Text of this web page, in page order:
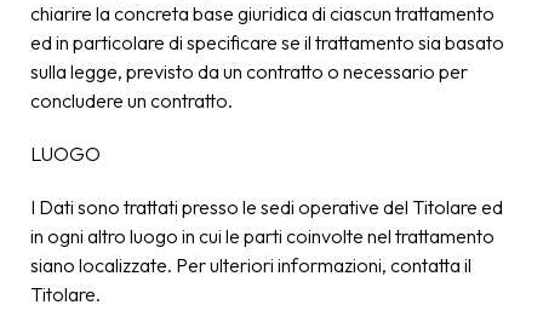
chiarire la concreta base giuridica di ciascun trattamento
ed in particolare di specificare se il trattamento sia basato
sulla legge, previsto da un contratto o necessario per
concludere un contratto.
LUOGO
I Dati sono trattati presso le sedi operative del Titolare ed
in ogni altro luogo in cui le parti coinvolte nel trattamento
siano localizzate. Per ulteriori informazioni, contatta il
Titolare.